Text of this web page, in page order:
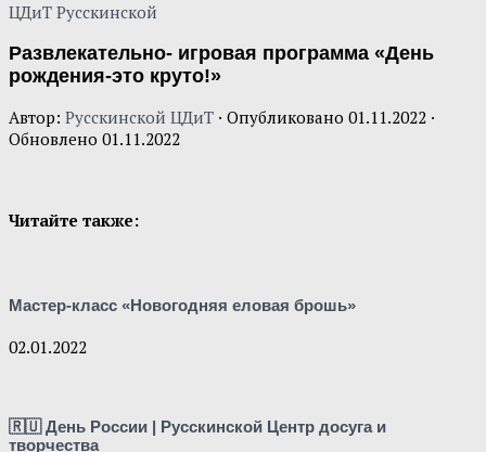
ЦДиТ Русскинской
Развлекательно- игровая программа «День
рождения-это круто!»
Автор: Русскинской ЦДиТ · Опубликовано 01.11.2022 ·
Обновлено 01.11.2022
Читайте также:
Мастер-класс «Новогодняя еловая брошь»
02.01.2022
🇷🇺 День России | Русскинской Центр досуга и
творчества